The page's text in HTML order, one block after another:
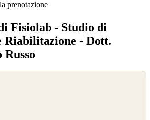
prenotazione
Fisiolab - Studio di
Riabilitazione - Dott.